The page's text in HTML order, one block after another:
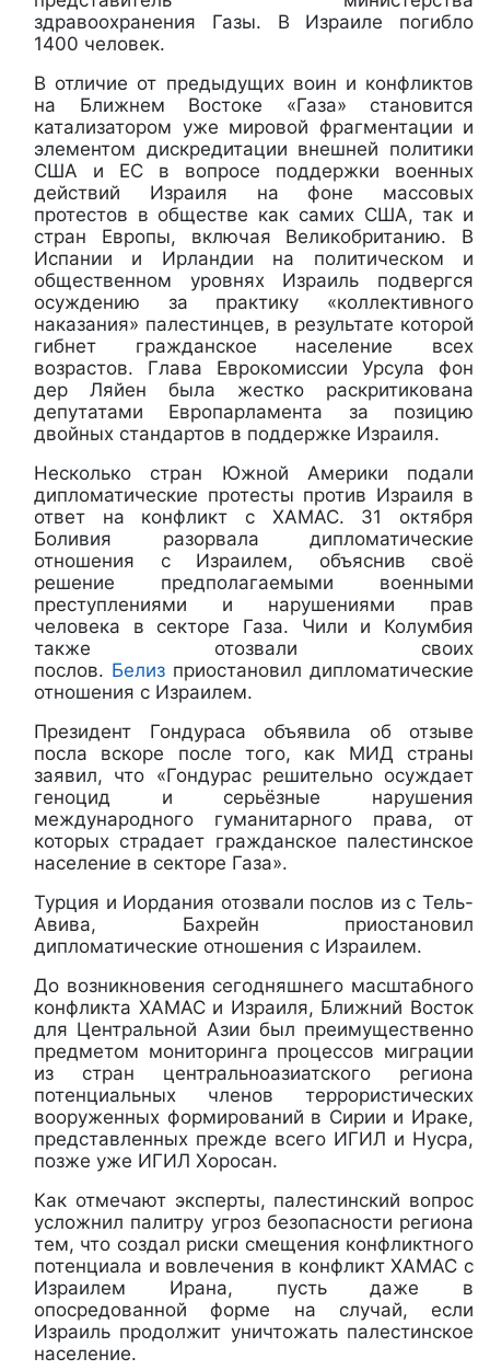
здравоохранения Газы. В Израиле погибло
1400 человек.
В отличие от предыдущих воин и конфликтов
на Ближнем Востоке «Газа» становится
катализатором уже мировой фрагментации и
элементом дискредитации внешней политики
США и ЕС в вопросе поддержки военных
действий Израиля на фоне массовых
протестов в обществе как самих США, так и
стран Европы, включая Великобританию. В
Испании и Ирландии на политическом и
общественном уровнях Израиль подвергся
осуждению за практику «коллективного
наказания» палестинцев, в результате которой
гибнет гражданское население всех
возрастов. Глава Еврокомиссии Урсула фон
дер Ляйен была жестко раскритикована
депутатами Европарламента за позицию
двойных стандартов в поддержке Израиля.
Несколько стран Южной Америки подали
дипломатические протесты против Израиля в
ответ на конфликт с ХАМАС. 31 октября
Боливия разорвала дипломатические
отношения с Израилем, объяснив своё
решение предполагаемыми военными
преступлениями и нарушениями прав
человека в секторе Газа. Чили и Колумбия
также отозвали своих
послов. Белиз приостановил дипломатические
отношения с Израилем.
Президент Гондураса объявила об отзыве
посла вскоре после того, как МИД страны
заявил, что «Гондурас решительно осуждает
геноцид и серьёзные нарушения
международного гуманитарного права, от
которых страдает гражданское палестинское
население в секторе Газа».
Турция и Иордания отозвали послов из с Тель-
Авива, Бахрейн приостановил
дипломатические отношения с Израилем.
До возникновения сегодняшнего масштабного
конфликта ХАМАС и Израиля, Ближний Восток
для Центральной Азии был преимущественно
предметом мониторинга процессов миграции
из стран центральноазиатского региона
потенциальных членов террористических
вооруженных формирований в Сирии и Ираке,
представленных прежде всего ИГИЛ и Нусра,
позже уже ИГИЛ Хоросан.
Как отмечают эксперты, палестинский вопрос
усложнил палитру угроз безопасности региона
тем, что создал риски смещения конфликтного
потенциала и вовлечения в конфликт ХАМАС с
Израилем Ирана, пусть даже в
опосредованной форме на случай, если
Израиль продолжит уничтожать палестинское
население.